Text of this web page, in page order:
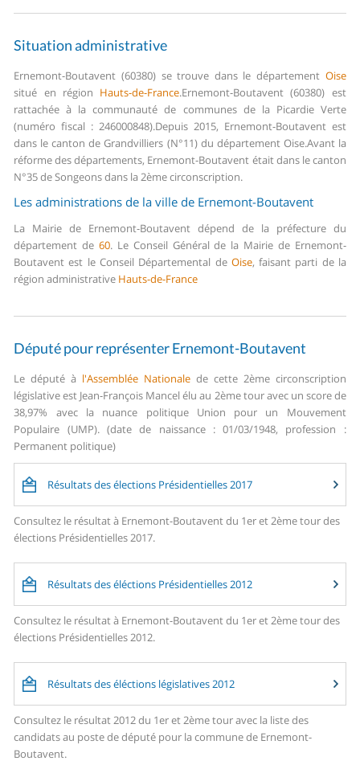
Situation administrative
Ernemont-Boutavent (60380) se trouve dans le département Oise
situé en région Hauts-de-France.Ernemont-Boutavent (60380) est
rattachée à la communauté de communes de la Picardie Verte
(numéro fiscal : 246000848).Depuis 2015, Ernemont-Boutavent est
dans le canton de Grandvilliers (N°11) du département Oise.Avant la
réforme des départements, Ernemont-Boutavent était dans le canton
N°35 de Songeons dans la 2ème circonscription.
Les administrations de la ville de Ernemont-Boutavent
La Mairie de Ernemont-Boutavent dépend de la préfecture du
département de 60.Le Conseil Général de la Mairie de Ernemont-
Boutavent est le Conseil Départemental de Oise, faisant parti de la
région administrative Hauts-de-France
Député pour représenter Ernemont-Boutavent
Le député à l'Assemblée Nationale de cette 2ème circonscription
législative est Jean-François Mancel élu au 2ème tour avec un score de
38,97% avec la nuance politique Union pour un Mouvement
Populaire (UMP). (date de naissance : 01/03/1948, profession :
Permanent politique)
Résultats des élections Présidentielles 2017
Consultez le résultat à Ernemont-Boutavent du 1er et 2ème tour des
élections Présidentielles 2017.
Résultats des éléctions Présidentielles 2012
Consultez le résultat à Ernemont-Boutavent du 1er et 2ème tour des
élections Présidentielles 2012.
Résultats des éléctions législatives 2012
Consultez le résultat 2012 du 1er et 2ème tour avec la liste des
candidats au poste de député pour la commune de Ernemont-
Boutavent.